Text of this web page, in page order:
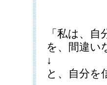
「私は、
を、間違い
↓
と、自分を